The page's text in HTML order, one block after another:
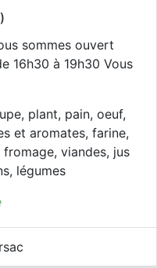
sommes ouvert
16h30 à 19h30 Vous
plant, pain, oeuf,
et aromates, farine,
viandes, jus
légumes